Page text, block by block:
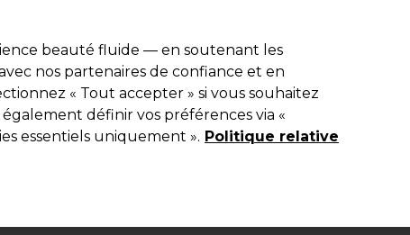
Rechercher
Equipement de salon Beauté Hommes
beauté fluide — en soutenant les
nos partenaires de confiance et en
« Tout accepter » si vous souhaitez
définir vos préférences via «
essentiels uniquement ». Politique relative